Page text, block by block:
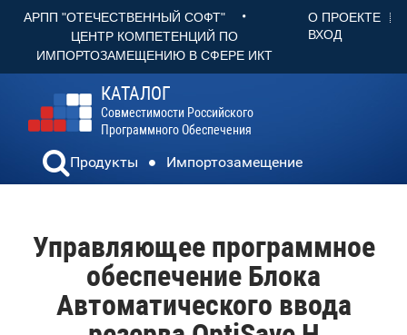
АРПП "ОТЕЧЕСТВЕННЫЙ СОФТ" •
ЦЕНТР КОМПЕТЕНЦИЙ ПО
ИМПОРТОЗАМЕЩЕНИЮ В СФЕРЕ ИКТ
О ПРОЕКТЕ
ВХОД
КАТАЛОГ
Совместимости Российского
Программного Обеспечения
Продукты Импортозамещение
Управляющее программное
обеспечение Блока
Автоматического ввода